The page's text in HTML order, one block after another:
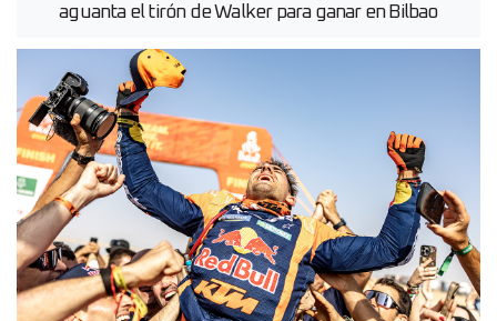
aguanta el tirón de Walker para ganar en Bilbao